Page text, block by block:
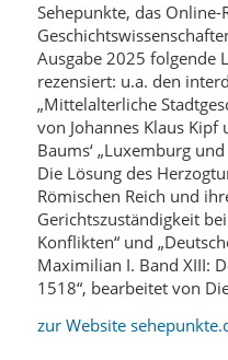
Sehepunkte, das
Ausgabe 2025 folgende
rezensiert: u.a. den
„Mittelalterliche
von Johannes Klaus Kipf
Baums‘ „Luxemburg
Die Lösung des
Römischen Reich und
Gerichtszuständigkeit
Konflikten“ und
Maximilian I. Band XIII:
1518“, bearbeitet von
zur Website